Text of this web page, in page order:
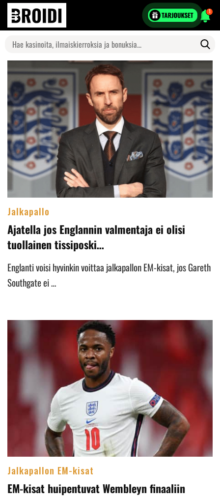
1
Search
for:
Jalkapallo
Ajatella jos Englannin valmentaja ei olisi
tuollainen tissiposki…
Englanti voisi hyvinkin voittaa jalkapallon EM-kisat, jos Gareth
Southgate ei …
Jalkapallon EM-kisat
EM-kisat huipentuvat Wembleyn finaaliin